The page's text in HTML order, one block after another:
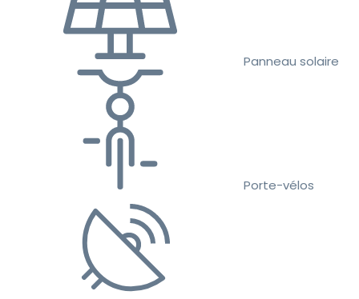
Panneau solaire
Porte-vélos